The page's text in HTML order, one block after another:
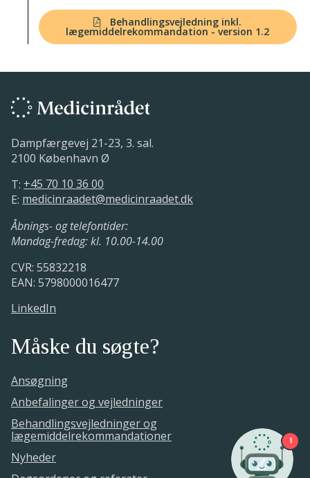
Behandlingsvejledning inkl.
lægemiddelrekommandation - version 1.2
Dampfærgevej 21-23, 3. sal.
2100 København Ø
T: +45 70 10 36 00
E: medicinraadet@medicinraadet.dk
Åbnings- og telefontider:
Mandag-fredag: kl. 10.00-14.00
CVR: 55832218
EAN: 5798000016477
LinkedIn
Måske du søgte?
Ansøgning
Anbefalinger og vejledninger
Behandlingsvejledninger og
lægemiddelrekommandationer
Nyheder
1